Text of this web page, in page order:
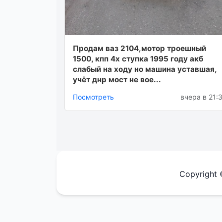
Продам ваз 2104,мотор троешный
1500, кпп 4х ступка 1995 году акб
слабый на ходу но машина уставшая,
учёт днр мост не вое...
Посмотреть вчера в
Copyright